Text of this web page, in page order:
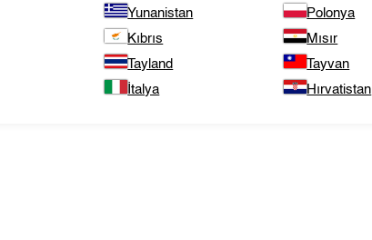
Yunanistan Polonya
Kıbrıs Mısır
Tayland Tayvan
İtalya Hırvatistan